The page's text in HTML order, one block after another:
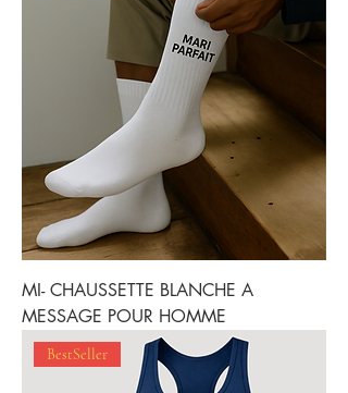
MI- CHAUSSETTE BLANCHE A
MESSAGE POUR HOMME
BestSeller